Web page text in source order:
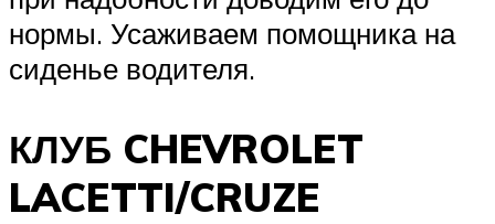
нормы. Усаживаем помощника на
сиденье водителя.
КЛУБ CHEVROLET
LACETTI/CRUZE